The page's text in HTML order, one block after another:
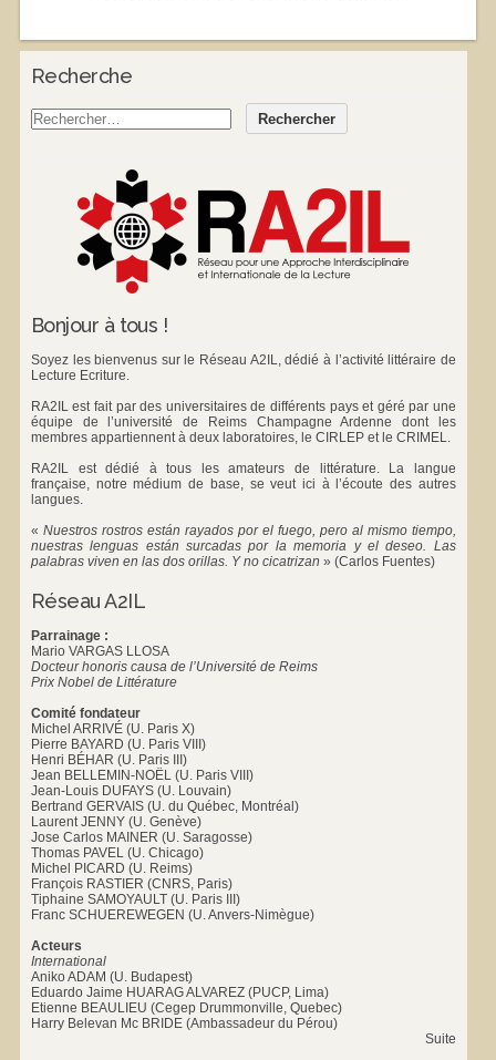
Recherche
Bonjour à tous !
Soyez les bienvenus sur le Réseau A2IL, dédié à l’activité littéraire de
Lecture Ecriture.
RA2IL est fait par des universitaires de différents pays et géré par une
équipe de l’université de Reims Champagne Ardenne dont les
membres appartiennent à deux laboratoires, le CIRLEPet le CRIMEL
RA2IL est dédié à tous les amateurs de littérature. La langue
française, notre médium de base, se veut ici à l’écoute des autres
langues.
« Nuestros rostros están rayados por el fuego, pero al mismo tiempo,
nuestras lenguas están surcadas por la memoria y el deseo. Las
palabras viven en las dos orillas. Y no cicatrizan » (Carlos Fuentes)
Réseau A2IL
Parrainage :
Mario VARGAS LLOSA
Docteur honoris causa de l’Université de Reims
Prix Nobel de Littérature
Comité fondateur
Michel ARRIVÉ (U. Paris X)
Pierre BAYARD (U. Paris VIII)
Henri BÉHAR (U. Paris III)
Jean BELLEMIN-NOËL (U. Paris VIII)
Jean-Louis DUFAYS (U. Louvain)
Bertrand GERVAIS (U. du Québec, Montréal)
Laurent JENNY (U. Genève)
Jose Carlos MAINER (U. Saragosse)
Thomas PAVEL (U. Chicago)
Michel PICARD (U. Reims)
François RASTIER (CNRS, Paris)
Tiphaine SAMOYAULT (U. Paris III)
Franc SCHUEREWEGEN (U. Anvers-Nimègue)
Acteurs
International
Aniko ADAM (U. Budapest)
Eduardo Jaime HUARAG ALVAREZ (PUCP, Lima)
Etienne BEAULIEU (Cegep Drummonville, Quebec)
Harry Belevan Mc BRIDE (Ambassadeur du Pérou)
Suite